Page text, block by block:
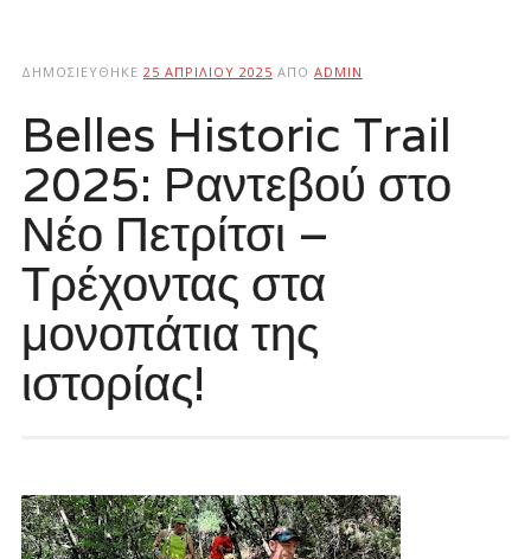
ΔΗΜΟΣΙΕΎΘΗΚΕ 25 ΑΠΡΙΛΊΟΥ 2025 ΑΠΌ ADMIN
Belles Historic Trail
2025: Ραντεβού στο
Νέο Πετρίτσι –
Τρέχοντας στα
μονοπάτια της
ιστορίας!